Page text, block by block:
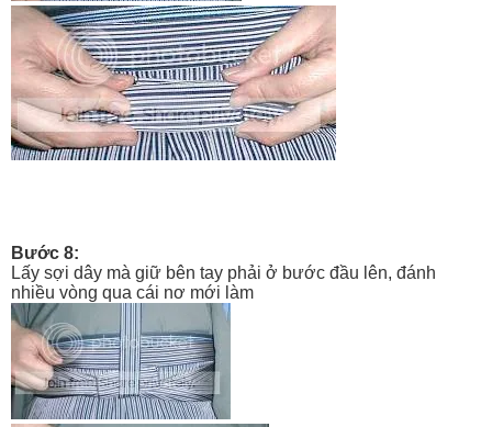
Bước 8:
Lấy sợi dây mà giữ bên tay phải ở bước đầu lên, đánh
nhiều vòng qua cái nơ mới làm